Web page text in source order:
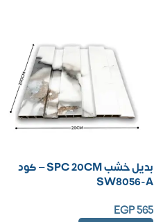
بديل خشب SPC 20CM – كود
SW8056-A
EGP565